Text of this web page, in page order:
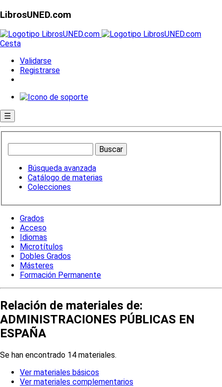
LibrosUNED.com
Cesta
Validarse
Registrarse
☰
Búsqueda avanzada
Catálogo de materias
Colecciones
Grados
Acceso
Idiomas
Microtítulos
Dobles Grados
Másteres
Formación Permanente
Relación de materiales de:
ADMINISTRACIONES PÚBLICAS EN
ESPAÑA
Se han encontrado 14 materiales.
Ver materiales básicos
Ver materiales complementarios